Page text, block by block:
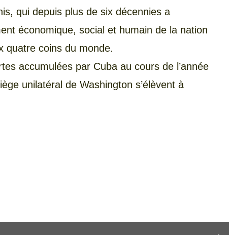
qui depuis plus de six décennies a
économique, social et humain de la nation
quatre coins du monde.
accumulées par Cuba au cours de l’année
unilatéral de Washington s’élèvent à